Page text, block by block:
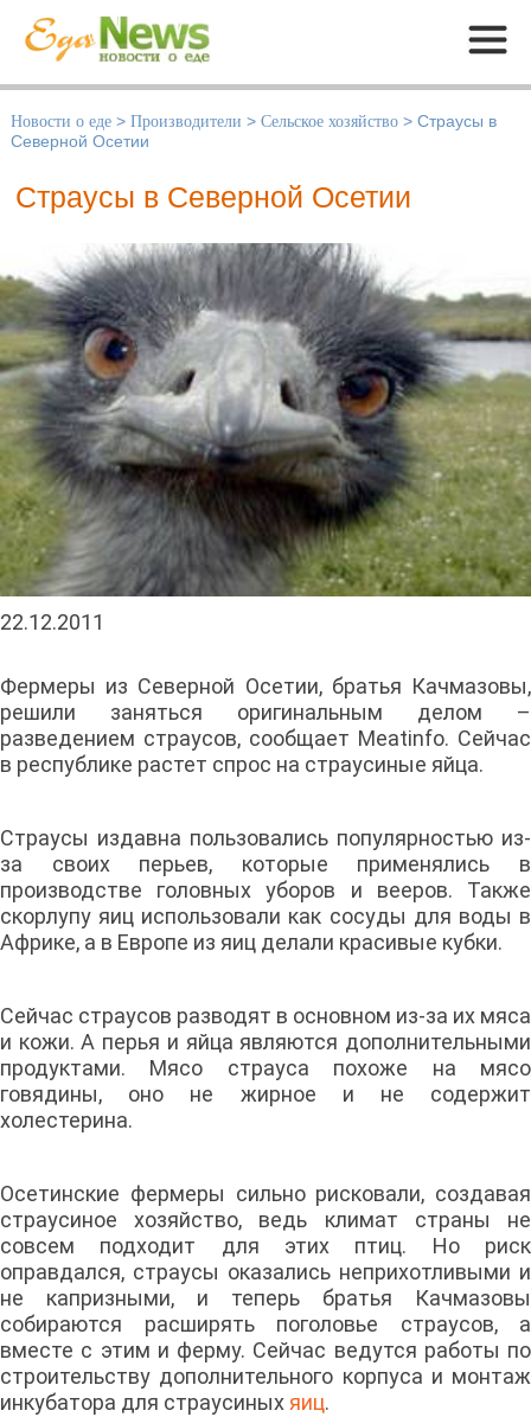
Меню
Новости о еде > Производители > Сельское хозяйство > Страусы в
Северной Осетии
Страусы в Северной Осетии
22.12.2011
Фермеры из Северной Осетии, братья Качмазовы,
решили заняться оригинальным делом –
разведением страусов, сообщает Meatinfo. Сейчас
в республике растет спрос на страусиные яйца.
Страусы издавна пользовались популярностью из-
за своих перьев, которые применялись в
производстве головных уборов и вееров. Также
скорлупу яиц использовали как сосуды для воды в
Африке, а в Европе из яиц делали красивые кубки.
Сейчас страусов разводят в основном из-за их мяса
и кожи. А перья и яйца являются дополнительными
продуктами. Мясо страуса похоже на мясо
говядины, оно не жирное и не содержит
холестерина.
Осетинские фермеры сильно рисковали, создавая
страусиное хозяйство, ведь климат страны не
совсем подходит для этих птиц. Но риск
оправдался, страусы оказались неприхотливыми и
не капризными, и теперь братья Качмазовы
собираются расширять поголовье страусов, а
вместе с этим и ферму. Сейчас ведутся работы по
строительству дополнительного корпуса и монтаж
инкубатора для страусиныхяиц.